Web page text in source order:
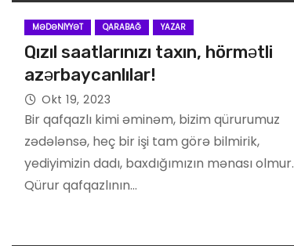
MƏDƏNIYYƏT QARABAĞ YAZAR
Qızıl saatlarınızı taxın, hörmətli
azərbaycanlılar!
Okt 19, 2023
Bir qafqazlı kimi əminəm, bizim qürurumuz
zədələnsə, heç bir işi tam görə bilmirik,
yediyimizin dadı, baxdığımızın mənası olmur.
Qürur qafqazlının…